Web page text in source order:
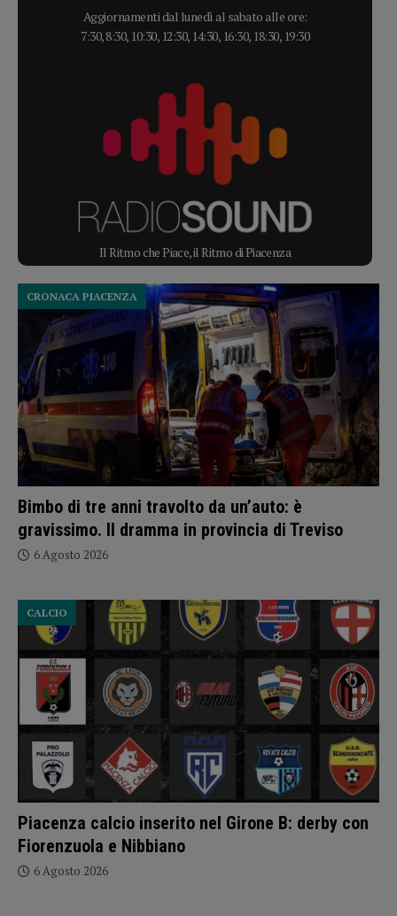
Aggiornamenti dal lunedì al sabato alle ore:
7:30, 8:30, 10:30, 12:30, 14:30, 16:30, 18:30, 19:30
Il Ritmo che Piace, il Ritmo di Piacenza
Bimbo di tre anni travolto da un’auto: è
gravissimo. Il dramma in provincia di Treviso
CRONACA PIACENZA
6 Agosto 2026
Piacenza calcio inserito nel Girone B: derby con
Fiorenzuola e Nibbiano
CALCIO
6 Agosto 2026